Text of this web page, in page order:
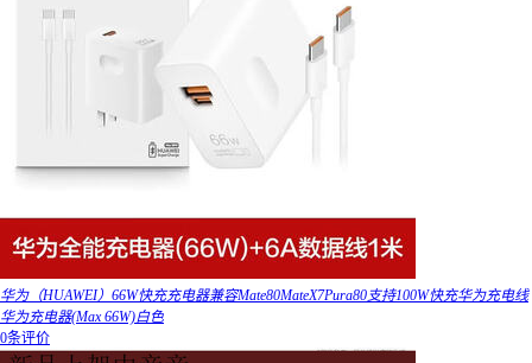
华为（HUAWEI）66W快充充电器兼容Mate80MateX7Pura80支持100W快充华为充电线
华为充电器(Max 66W)白色
0条评价